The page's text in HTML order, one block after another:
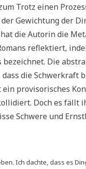
Trotz einen
Gewichtung der
die Autorin die
reflektiert,
Die
die Schwerkraft
provisorisches
Doch es fällt
Schwere und
Ich dachte, dass es